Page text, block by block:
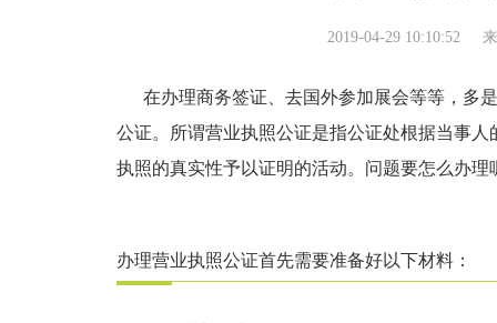
2019-04-29 10:10:52
在办理商务签证、去国外参加展会等等，多
公证。所谓营业执照公证是指公证处根据当事
执照的真实性予以证明的活动。问题要怎么办理
办理营业执照公证首先需要准备好以下材料：